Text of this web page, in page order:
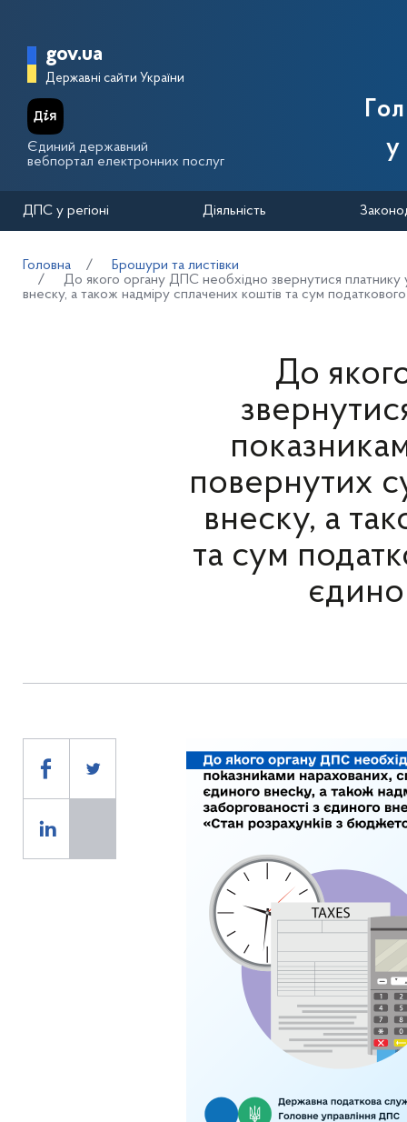
Головна сторінка Державної
gov.ua
Державні сайти України
Єдиний державний
вебпортал електронних послуг
у
ДПС у регіоні Діяльність
Головна
Брошури та листівки
До якого органу ДПС необхідно звернутися платнику
внеску, а також надміру сплачених коштів та сум
До
повернутих
внеску, а
та сум